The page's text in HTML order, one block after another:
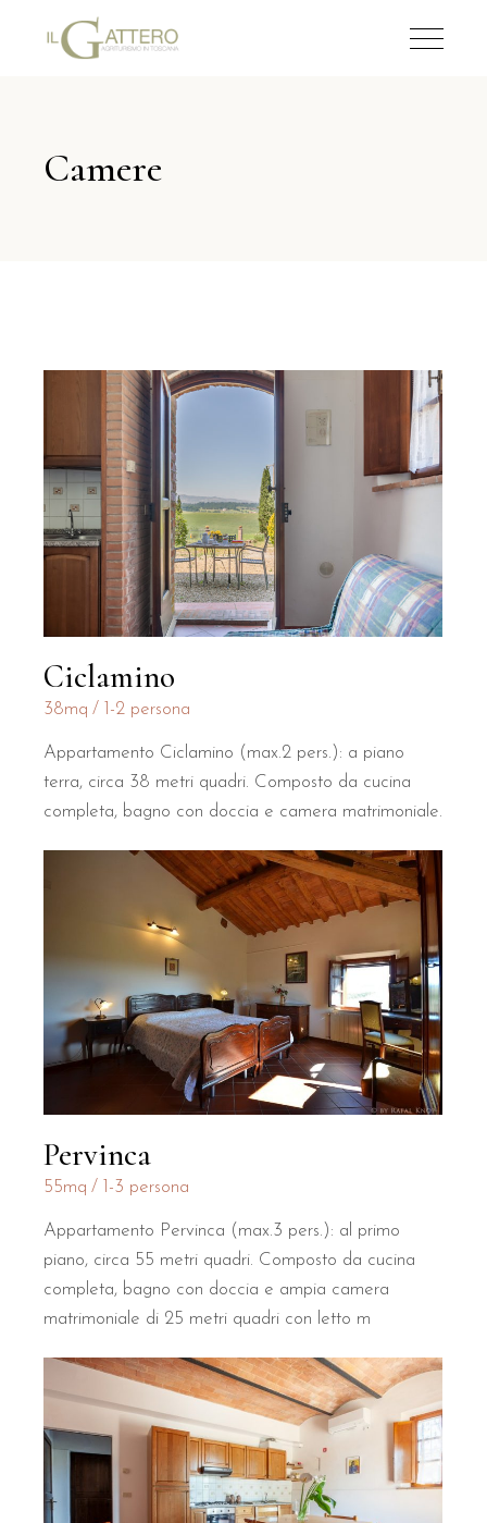
Camere
Ciclamino
38mq 1-2 persona
Appartamento Ciclamino (max.2 pers.): a piano
terra, circa 38 metri quadri. Composto da cucina
completa, bagno con doccia e camera matrimoniale.
Pervinca
55mq 1-3 persona
Appartamento Pervinca (max.3 pers.): al primo
piano, circa 55 metri quadri. Composto da cucina
completa, bagno con doccia e ampia camera
matrimoniale di 25 metri quadri con letto m